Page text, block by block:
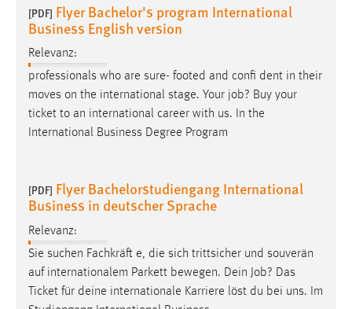
[PDF] Flyer Bachelor's program International
Business English version
Relevanz:
professionals who are sure- footed and confi dent in their
moves on the international stage. Your job? Buy your
ticket to an international career with us. In the
International Business Degree Program
[PDF] Flyer Bachelorstudiengang International
Business in deutscher Sprache
Relevanz:
Sie suchen Fachkräft e, die sich trittsicher und souverän
auf internationalem Parkett bewegen. Dein Job? Das
Ticket für deine internationale Karriere löst du bei uns. Im